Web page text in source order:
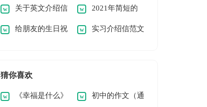
3篇 关于英文介绍信
模板
2021年简短的
给朋友的生日祝福语
给朋友的生日祝 实习介绍信范文
猜你喜欢
《幸福是什么》 初中的作文（通